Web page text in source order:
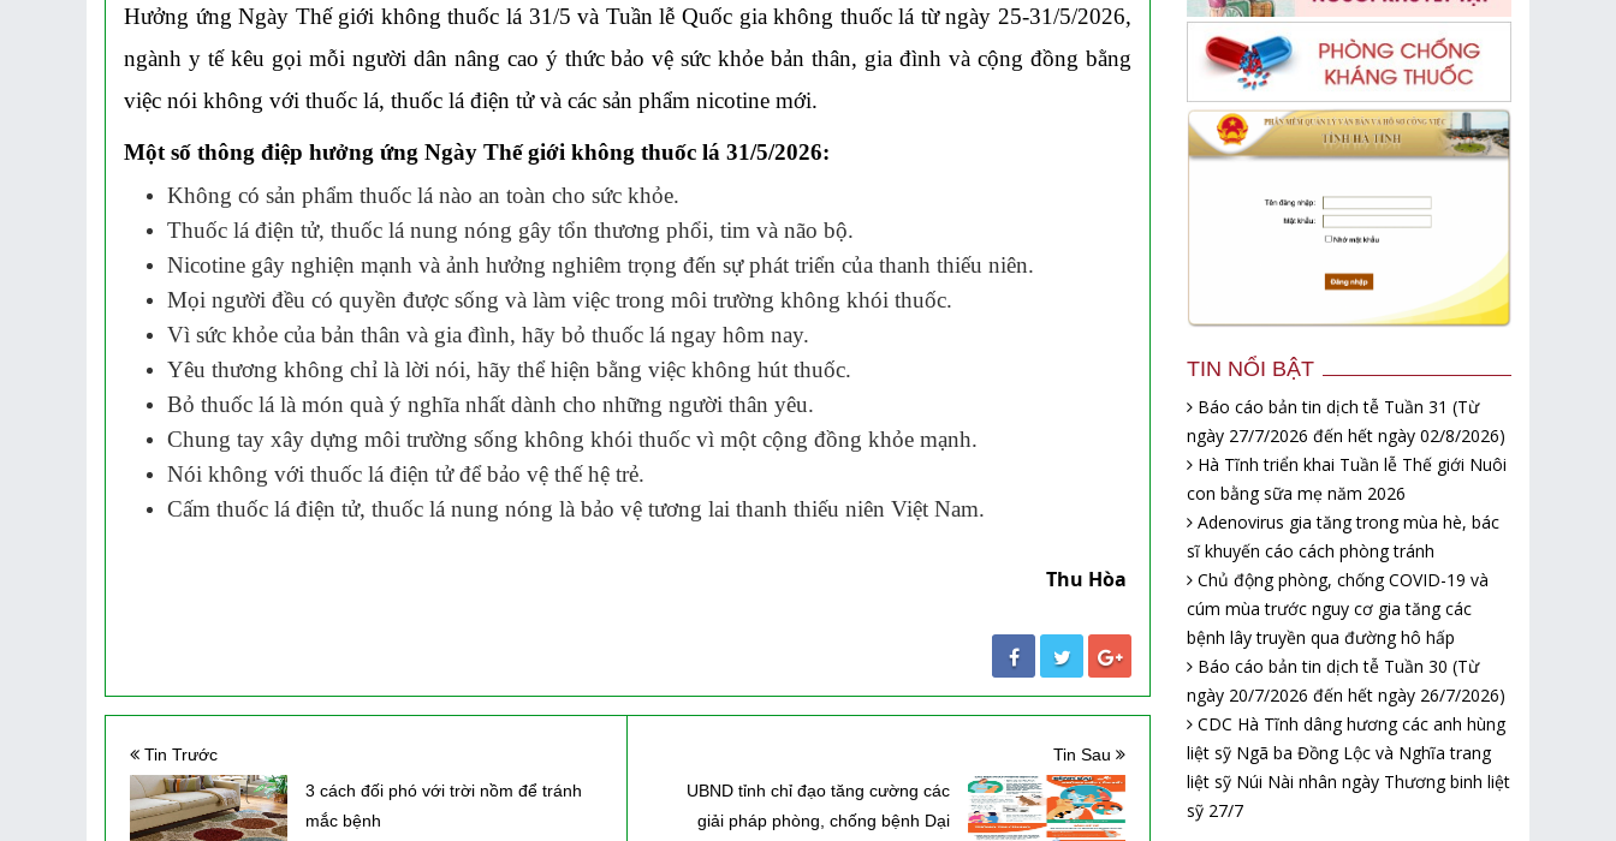
Hưởng ứng Ngày Thế giới không thuốc lá 31/5 và Tuần lễ Quốc gia không thuốc lá từ ngày 25-31/5/2026,
ngành y tế kêu gọi mỗi người dân nâng cao ý thức bảo vệ sức khỏe bản thân, gia đình và cộng đồng bằng
việc nói không với thuốc lá, thuốc lá điện tử và các sản phẩm nicotine mới.
Một số thông điệp hưởng ứng Ngày Thế giới không thuốc lá 31/5/2026:
Không có sản phẩm thuốc lá nào an toàn cho sức khỏe.
Thuốc lá điện tử, thuốc lá nung nóng gây tổn thương phổi, tim và não bộ.
Nicotine gây nghiện mạnh và ảnh hưởng nghiêm trọng đến sự phát triển của thanh thiếu niên.
Mọi người đều có quyền được sống và làm việc trong môi trường không khói thuốc.
Vì sức khỏe của bản thân và gia đình, hãy bỏ thuốc lá ngay hôm nay.
Yêu thương không chỉ là lời nói, hãy thể hiện bằng việc không hút thuốc.
Bỏ thuốc lá là món quà ý nghĩa nhất dành cho những người thân yêu.
Chung tay xây dựng môi trường sống không khói thuốc vì một cộng đồng khỏe mạnh.
Nói không với thuốc lá điện tử để bảo vệ thế hệ trẻ.
Cấm thuốc lá điện tử, thuốc lá nung nóng là bảo vệ tương lai thanh thiếu niên Việt Nam.
Thu Hòa
Tin Trước
3 cách đối phó với trời nồm để tránh
mắc bệnh
Tin Sau
UBND tỉnh chỉ đạo tăng cường các
giải pháp phòng, chống bệnh Dại
TIN NỔI BẬT
Báo cáo bản tin dịch tễ Tuần 31 (Từ
ngày 27/7/2026 đến hết ngày 02/8/2026)
Hà Tĩnh triển khai Tuần lễ Thế giới Nuôi
con bằng sữa mẹ năm 2026
Adenovirus gia tăng trong mùa hè, bác
sĩ khuyến cáo cách phòng tránh
Chủ động phòng, chống COVID-19 và
cúm mùa trước nguy cơ gia tăng các
bệnh lây truyền qua đường hô hấp
Báo cáo bản tin dịch tễ Tuần 30 (Từ
ngày 20/7/2026 đến hết ngày 26/7/2026)
CDC Hà Tĩnh dâng hương các anh hùng
liệt sỹ Ngã ba Đồng Lộc và Nghĩa trang
liệt sỹ Núi Nài nhân ngày Thương binh liệt
sỹ 27/7